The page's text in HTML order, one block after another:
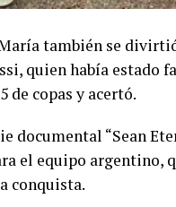
también se
quien había estado
copas y acertó.
documental “Sean
el equipo argentino,
conquista.